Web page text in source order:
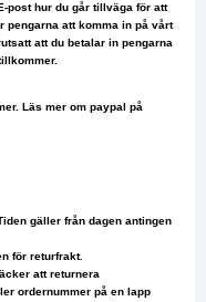
post hur du går tillväga för att
pengarna att komma in på vårt
att du betalar in pengarna
Läs mer om paypal på
gäller från dagen antingen
för returfrakt.
att returnera
ordernummer på en lapp